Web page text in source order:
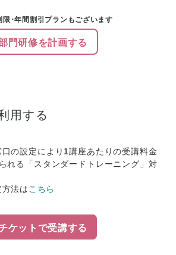
限･年間割引プランもございます
門研修を計画する
用する
の設定により1講座あたりの受講料金
れる「スタンダードトレーニング」対
法はこちら
ケットで受講する